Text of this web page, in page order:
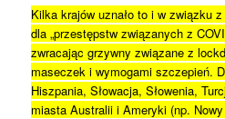
Kilka krajów uznało to i w związku
dla „przestępstw związanych z
zwracając grzywny związane z
maseczek i wymogami szczepień.
Hiszpania, Słowacja, Słowenia,
miasta Australii i Ameryki (np.